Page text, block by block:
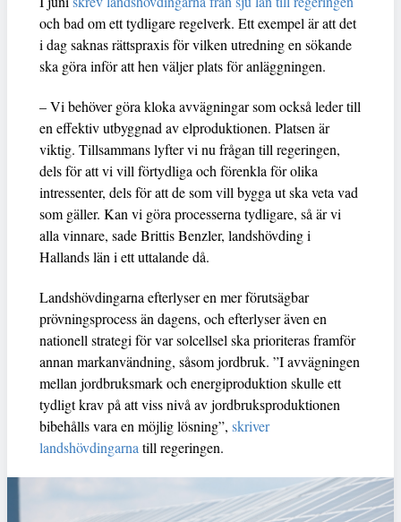
och bad om ett tydligare regelverk. Ett exempel är att det
i dag saknas rättspraxis för vilken utredning en sökande
ska göra inför att hen väljer plats för anläggningen.
– Vi behöver göra kloka avvägningar som också leder till
en effektiv utbyggnad av elproduktionen. Platsen är
viktig. Tillsammans lyfter vi nu frågan till regeringen,
dels för att vi vill förtydliga och förenkla för olika
intressenter, dels för att de som vill bygga ut ska veta vad
som gäller. Kan vi göra processerna tydligare, så är vi
alla vinnare, sade Brittis Benzler, landshövding i
Hallands län i ett uttalande då.
Landshövdingarna efterlyser en mer förutsägbar
prövningsprocess än dagens, och efterlyser även en
nationell strategi för var solcellsel ska prioriteras framför
annan markanvändning, såsom jordbruk. ”I avvägningen
mellan jordbruksmark och energiproduktion skulle ett
tydligt krav på att viss nivå av jordbruksproduktionen
bibehålls vara en möjlig lösning”, skriver
landshövdingarnatill regeringen.